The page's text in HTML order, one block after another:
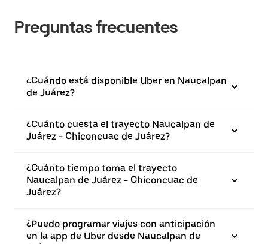
Preguntas frecuentes
¿Cuándo está disponible Uber en Naucalpan
de Juárez?
¿Cuánto cuesta el trayecto Naucalpan de
Juárez - Chiconcuac de Juárez?
¿Cuánto tiempo toma el trayecto
Naucalpan de Juárez - Chiconcuac de
Juárez?
¿Puedo programar viajes con anticipación
en la app de Uber desde Naucalpan de